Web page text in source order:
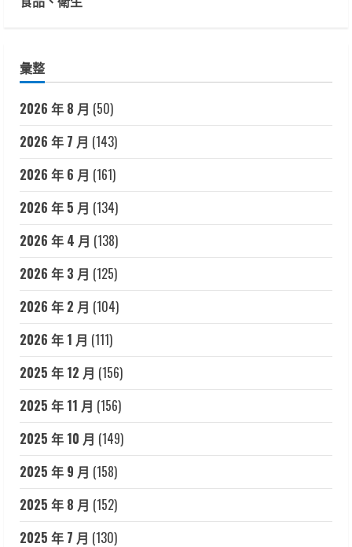
彙整
2026 年 8 月 (50)
2026 年 7 月 (143)
2026 年 6 月 (161)
2026 年 5 月 (134)
2026 年 4 月 (138)
2026 年 3 月 (125)
2026 年 2 月 (104)
2026 年 1 月 (111)
2025 年 12 月 (156)
2025 年 11 月 (156)
2025 年 10 月 (149)
2025 年 9 月 (158)
2025 年 8 月 (152)
2025 年 7 月 (130)